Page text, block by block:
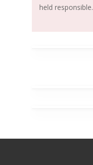
held responsible.